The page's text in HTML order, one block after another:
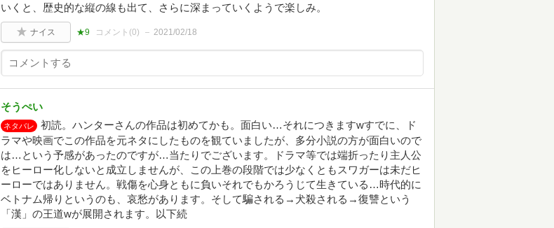
いくと、歴史的な縦の線も出て、さらに深まっていくようで楽しみ。
ナイス ★9 コメント(0) 2021/02/18
そうぺい
ネタバレ
初読。ハンターさんの作品は初めてかも。面白い…それにつきますwすでに、ド
ラマや映画でこの作品を元ネタにしたものを観ていましたが、多分小説の方が面白いので
は…という予感があったのですが…当たりでございます。ドラマ等では端折ったり主人公
をヒーロー化しないと成立しませんが、この上巻の段階では少なくともスワガーは未だヒ
ーローではありません。戦傷を心身ともに負いそれでもかろうじて生きている…時代的に
ベトナム帰りというのも、哀愁があります。そして騙される→犬殺される→復讐という
「漢」の王道wが展開されます。以下続